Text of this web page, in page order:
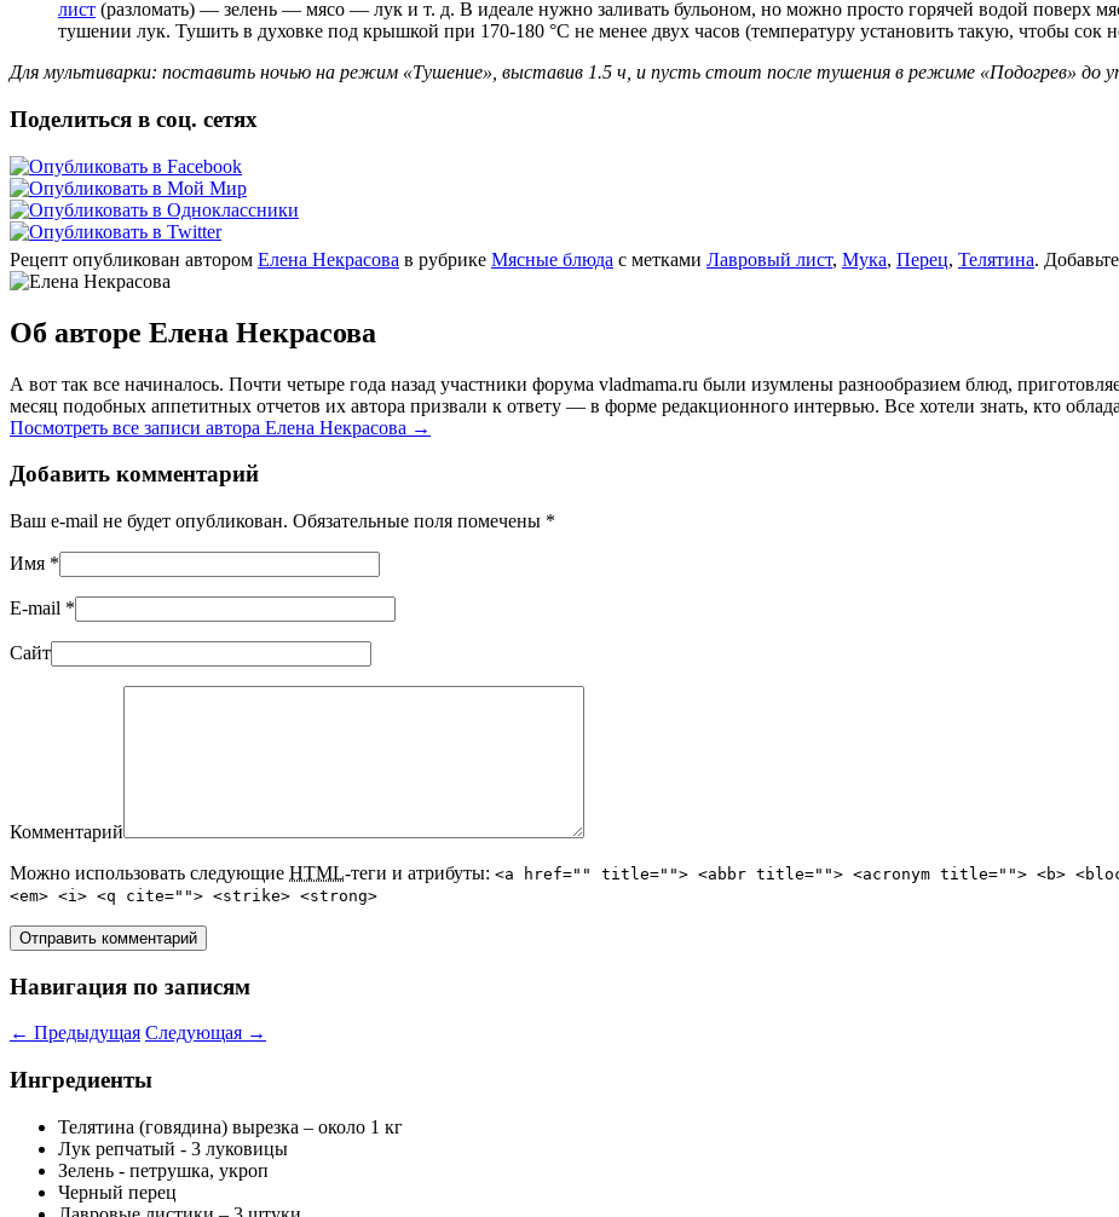
лист (разломать) — зелень — мясо — лук и т. д. В идеале нужно заливать бульоном, но можно просто горячей водой поверх
тушении лук. Тушить в духовке под крышкой при 170-180 °С не менее двух часов (температуру установить такую, чтобы сок
Для мультиварки: поставить ночью на режим «Тушение», выставив 1.5 ч, и пусть стоит после тушения в режиме «Подогрев» до
Поделиться в соц. сетях
Рецепт опубликован автором Елена Некрасова в рубрике Мясные блюда с метками Лавровый лист, Мука, Перец, Телятина.
Об авторе Елена Некрасова
А вот так все начиналось. Почти четыре года назад участники форума vladmama.ru были изумлены разнообразием блюд,
месяц подобных аппетитных отчетов их автора призвали к ответу — в форме редакционного интервью. Все хотели знать, кто
Посмотреть все записи автора Елена Некрасова →
Добавить комментарий
Ваш e-mail не будет опубликован. Обязательные поля помечены *
Имя *
E-mail *
Сайт
Комментарий
Можно использовать следующие HTML-теги и атрибуты: <a href="" title=""> <abbr title=""> <acronym title=""> <b>
<em> <i> <q cite=""> <strike> <strong>
Навигация по записям
← Предыдущая Следующая →
Ингредиенты
Телятина (говядина) вырезка – около 1 кг
Лук репчатый - 3 луковицы
Зелень - петрушка, укроп
Черный перец